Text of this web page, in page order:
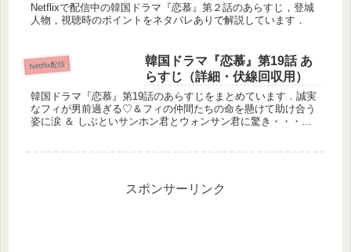
Netflixで配信中の韓国ドラマ『恋慕』第２話のあらすじ，登城
人物，視聴時のポイントをネタバレありで解説しています．
Netflix配信
韓国ドラマ『恋慕』第19話 あ
らすじ（詳細・伏線回収用）
韓国ドラマ『恋慕』第19話のあらすじをまとめています．誠実
なフィが男前過ぎる♡＆フィの仲間たちの命を懸けて助け合う
姿に涙 ＆ しぶといサンホン君とウォンサン君に驚き・・・な
スポンサーリンク